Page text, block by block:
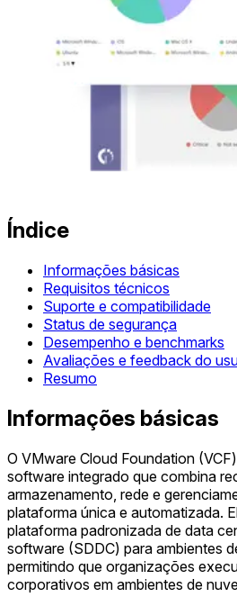
Índice
Informações básicas
Requisitos técnicos
Suporte e compatibilidade
Status de segurança
Desempenho e benchmarks
Avaliações e feedback do
Resumo
Informações básicas
O VMware Cloud Foundation
software integrado que combina
armazenamento, rede e
plataforma única e automatizada.
plataforma padronizada de data
software (SDDC) para ambientes
permitindo que organizações
corporativos em ambientes de